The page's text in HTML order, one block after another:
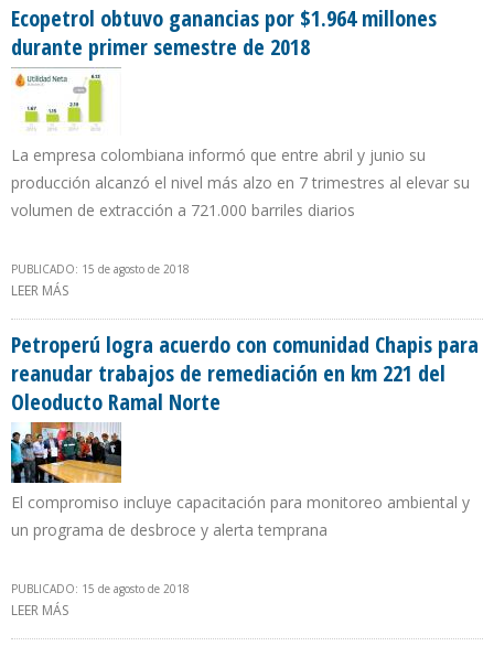
Ecopetrol obtuvo ganancias por $1.964 millones
durante primer semestre de 2018
La empresa colombiana informó que entre abril y junio su
producción alcanzó el nivel más alzo en 7 trimestres al elevar su
volumen de extracción a 721.000 barriles diarios
PUBLICADO: 15 de agosto de 2018
LEER MÁS
Petroperú logra acuerdo con comunidad Chapis para
reanudar trabajos de remediación en km 221 del
Oleoducto Ramal Norte
El compromiso incluye capacitación para monitoreo ambiental y
un programa de desbroce y alerta temprana
PUBLICADO: 15 de agosto de 2018
LEER MÁS